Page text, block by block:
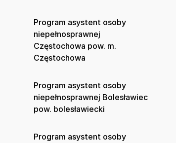
Program asystent osoby
niepełnosprawnej
Częstochowa pow. m.
Częstochowa
Program asystent osoby
niepełnosprawnej Bolesławiec
pow. bolesławiecki
Program asystent osoby